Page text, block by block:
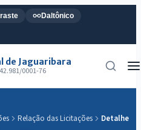
Daltônico
de Jaguaribara
0001-76
Relação das Licitações Detalhe